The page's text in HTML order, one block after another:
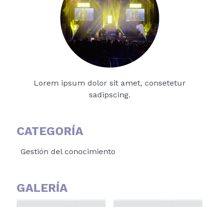
Lorem ipsum dolor sit amet, consetetur
sadipscing.
CATEGORÍA
Gestión del conocimiento
GALERÍA